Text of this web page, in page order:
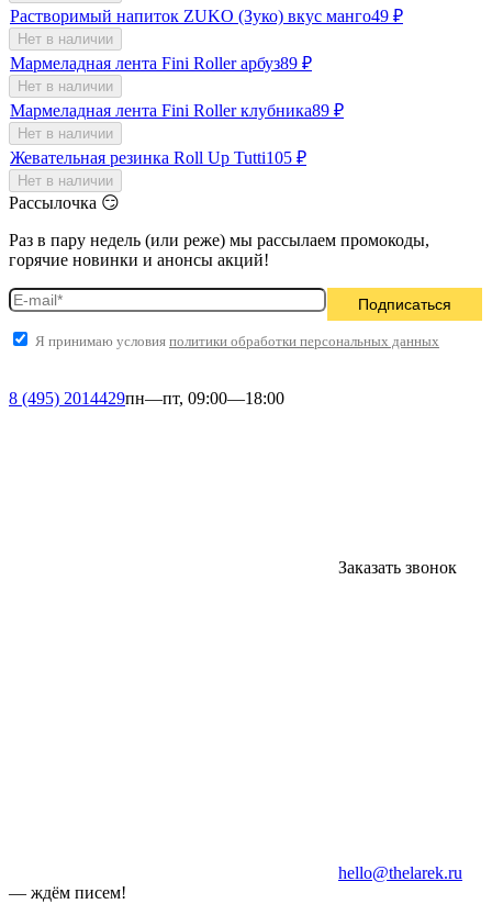
Растворимый напиток ZUKO (Зуко) вкус манго49 ₽
Нет в наличии
Мармеладная лента Fini Roller арбуз89 ₽
Нет в наличии
Мармеладная лента Fini Roller клубника89 ₽
Нет в наличии
Жевательная резинка Roll Up Tutti105 ₽
Нет в наличии
Рассылочка 😏
Раз в пару недель (или реже) мы рассылаем промокоды,
горячие новинки и анонсы акций!
Я принимаю условия политики обработки персональных данных
8 (495) 2014429пн—пт, 09:00—18:00
Заказать звонок
hello@thelarek.ru
— ждём писем!